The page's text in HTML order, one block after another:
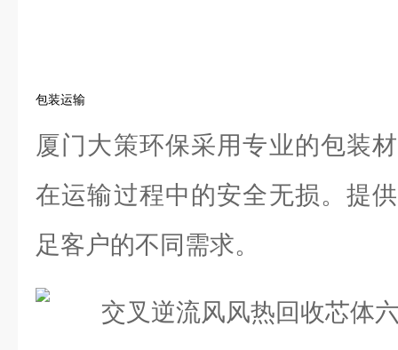
包装运输
厦门大策环保采用专业的包装
在运输过程中的安全无损。提
足客户的不同需求。